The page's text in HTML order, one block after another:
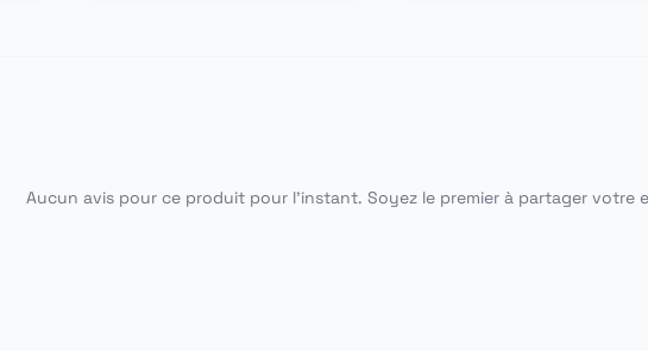
Aucun avis pour ce produit pour l'instant. Soyez le premier à partager votre